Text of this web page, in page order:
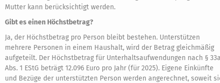
Mutter kann berücksichtigt werden.
Gibt es einen Höchstbetrag?
Ja, der Höchstbetrag pro Person bleibt bestehen. Unterstützen
mehrere Personen in einem Haushalt, wird der Betrag gleichmäßig
aufgeteilt. Der Höchstbetrag für Unterhaltsaufwendungen nach §
Abs. 1 EStG beträgt 12.096 Euro pro Jahr (für 2025). Eigene Einkünfte
und Bezüge der unterstützten Person werden angerechnet, soweit